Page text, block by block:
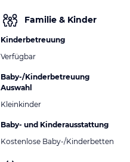
Familie & Kinder
Kinderbetreuung
Verfügbar
Baby-/Kinderbetreuung
Auswahl
Kleinkinder
Baby- und Kinderausstattung
Kostenlose Baby-/Kinderbetten